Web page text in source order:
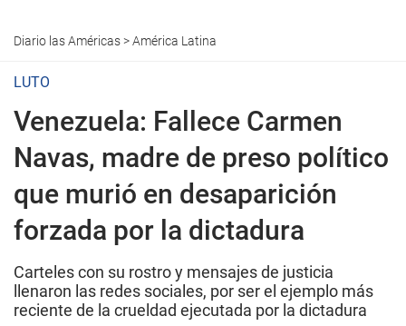
Diario las Américas>América Latina
LUTO
Venezuela: Fallece Carmen
Navas, madre de preso político
que murió en desaparición
forzada por la dictadura
Carteles con su rostro y mensajes de justicia
llenaron las redes sociales, por ser el ejemplo más
reciente de la crueldad ejecutada por la dictadura